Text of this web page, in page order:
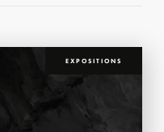
EXPOSITIONS